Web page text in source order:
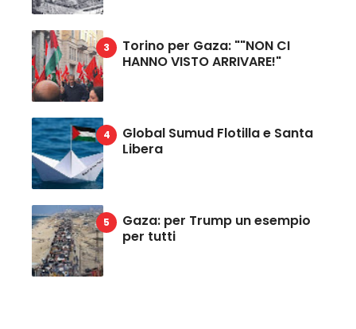
Torino per Gaza: ""NON CI
HANNO VISTO ARRIVARE!"
Global Sumud Flotilla e Santa
Libera
Gaza: per Trump un esempio
per tutti